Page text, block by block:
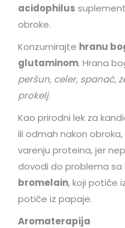
acidophilus
obroke.
Konzumirajte hranu
glutaminom. Hrana
peršun, celer, spanać,
prokelj.
Kao prirodni lek za
ili odmah nakon
varenju proteina, jer
dovodi do problema sa
bromelain, koji potiče
potiče iz papaje.
Aromaterapija